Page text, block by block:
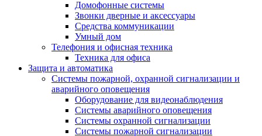
Домофонные системы
Звонки дверные и аксессуары
Средства коммуникации
Умный дом
Телефония и офисная техника
Техника для офиса
Защита и автоматика
Системы пожарной, охранной сигнализации и
аварийного оповещения
Оборудование для видеонаблюдения
Системы аварийного оповещения
Системы охранной сигнализации
Системы пожарной сигнализации